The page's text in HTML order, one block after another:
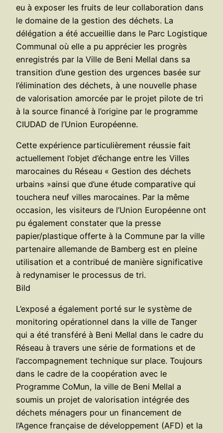
eu à exposer les fruits de leur collaboration dans
le domaine de la gestion des déchets. La
délégation a été accueillie dans le Parc Logistique
Communal où elle a pu apprécier les progrès
enregistrés par la Ville de Beni Mellal dans sa
transition d’une gestion des urgences basée sur
l’élimination des déchets, à une nouvelle phase
de valorisation amorcée par le projet pilote de tri
à la source financé à l’origine par le programme
CIUDAD de l’Union Européenne.
Cette expérience particulièrement réussie fait
actuellement l’objet d’échange entre les Villes
marocaines du Réseau « Gestion des déchets
urbains »ainsi que d’une étude comparative qui
touchera neuf villes marocaines. Par la même
occasion, les visiteurs de l’Union Européenne ont
pu également constater que la presse
papier/plastique offerte à la Commune par la ville
partenaire allemande de Bamberg est en pleine
utilisation et a contribué de manière significative
à redynamiser le processus de tri.
Bild
L’exposé a également porté sur le système de
monitoring opérationnel dans la ville de Tanger
qui a été transféré à Beni Mellal dans le cadre du
Réseau à travers une série de formations et de
l’accompagnement technique sur place. Toujours
dans le cadre de la coopération avec le
Programme CoMun, la ville de Beni Mellal a
soumis un projet de valorisation intégrée des
déchets ménagers pour un financement de
l‘Agence française de développement (AFD) et la